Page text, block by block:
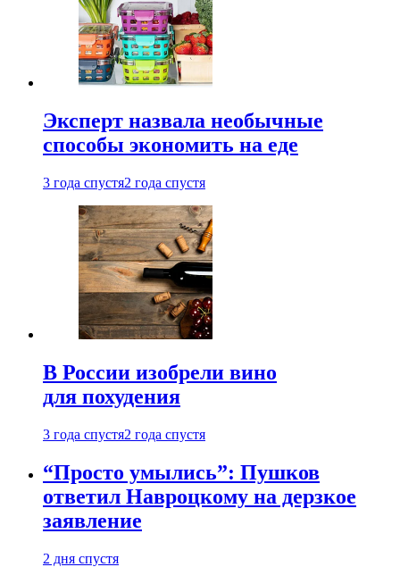
Эксперт назвала необычные
способы экономить на еде
3 года спустя2 года спустя
В России изобрели вино
для похудения
3 года спустя2 года спустя
“Просто умылись”: Пушков
ответил Навроцкому на дерзкое
заявление
2 дня спустя